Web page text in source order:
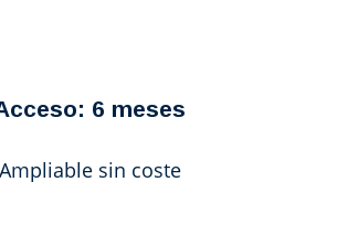
6 meses
Ampliable sin coste